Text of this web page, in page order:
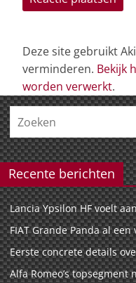
Deze site gebruikt
verminderen. Bekijk
worden verwerkt.
Recente berichten
Lancia Ypsilon HF voelt
FIAT Grande Panda al
Eerste concrete details
Alfa Romeo’s